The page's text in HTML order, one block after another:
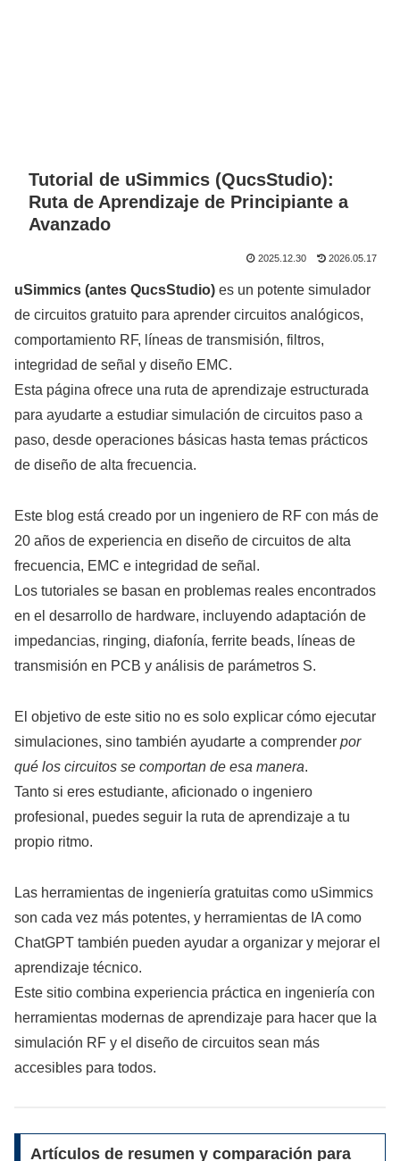
Tutorial de uSimmics (QucsStudio):
Ruta de Aprendizaje de Principiante a
Avanzado
2025.12.30 2026.05.17
uSimmics (antes QucsStudio) es un potente simulador
de circuitos gratuito para aprender circuitos analógicos,
comportamiento RF, líneas de transmisión, filtros,
integridad de señal y diseño EMC.
Esta página ofrece una ruta de aprendizaje estructurada
para ayudarte a estudiar simulación de circuitos paso a
paso, desde operaciones básicas hasta temas prácticos
de diseño de alta frecuencia.
Este blog está creado por un ingeniero de RF con más de
20 años de experiencia en diseño de circuitos de alta
frecuencia, EMC e integridad de señal.
Los tutoriales se basan en problemas reales encontrados
en el desarrollo de hardware, incluyendo adaptación de
impedancias, ringing, diafonía, ferrite beads, líneas de
transmisión en PCB y análisis de parámetros S.
El objetivo de este sitio no es solo explicar cómo ejecutar
simulaciones, sino también ayudarte a comprender por
qué los circuitos se comportan de esa manera.
Tanto si eres estudiante, aficionado o ingeniero
profesional, puedes seguir la ruta de aprendizaje a tu
propio ritmo.
Las herramientas de ingeniería gratuitas como uSimmics
son cada vez más potentes, y herramientas de IA como
ChatGPT también pueden ayudar a organizar y mejorar el
aprendizaje técnico.
Este sitio combina experiencia práctica en ingeniería con
herramientas modernas de aprendizaje para hacer que la
simulación RF y el diseño de circuitos sean más
accesibles para todos.
Artículos de resumen y comparación para